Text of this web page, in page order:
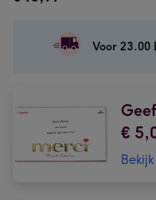
eigen
|
|
Voor 23.00
€